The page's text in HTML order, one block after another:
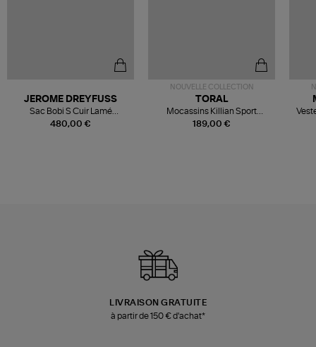
480,00 €
JEROME DREYFUSS
Sac Bobi S Cuir Lamé
Champagne
NOUVELLE COLLECTION
189,00 €
TORAL
Mocassins Killian Sport
Mousse
LIVRAISON GRATUITE
à partir de 150 € d'achat*